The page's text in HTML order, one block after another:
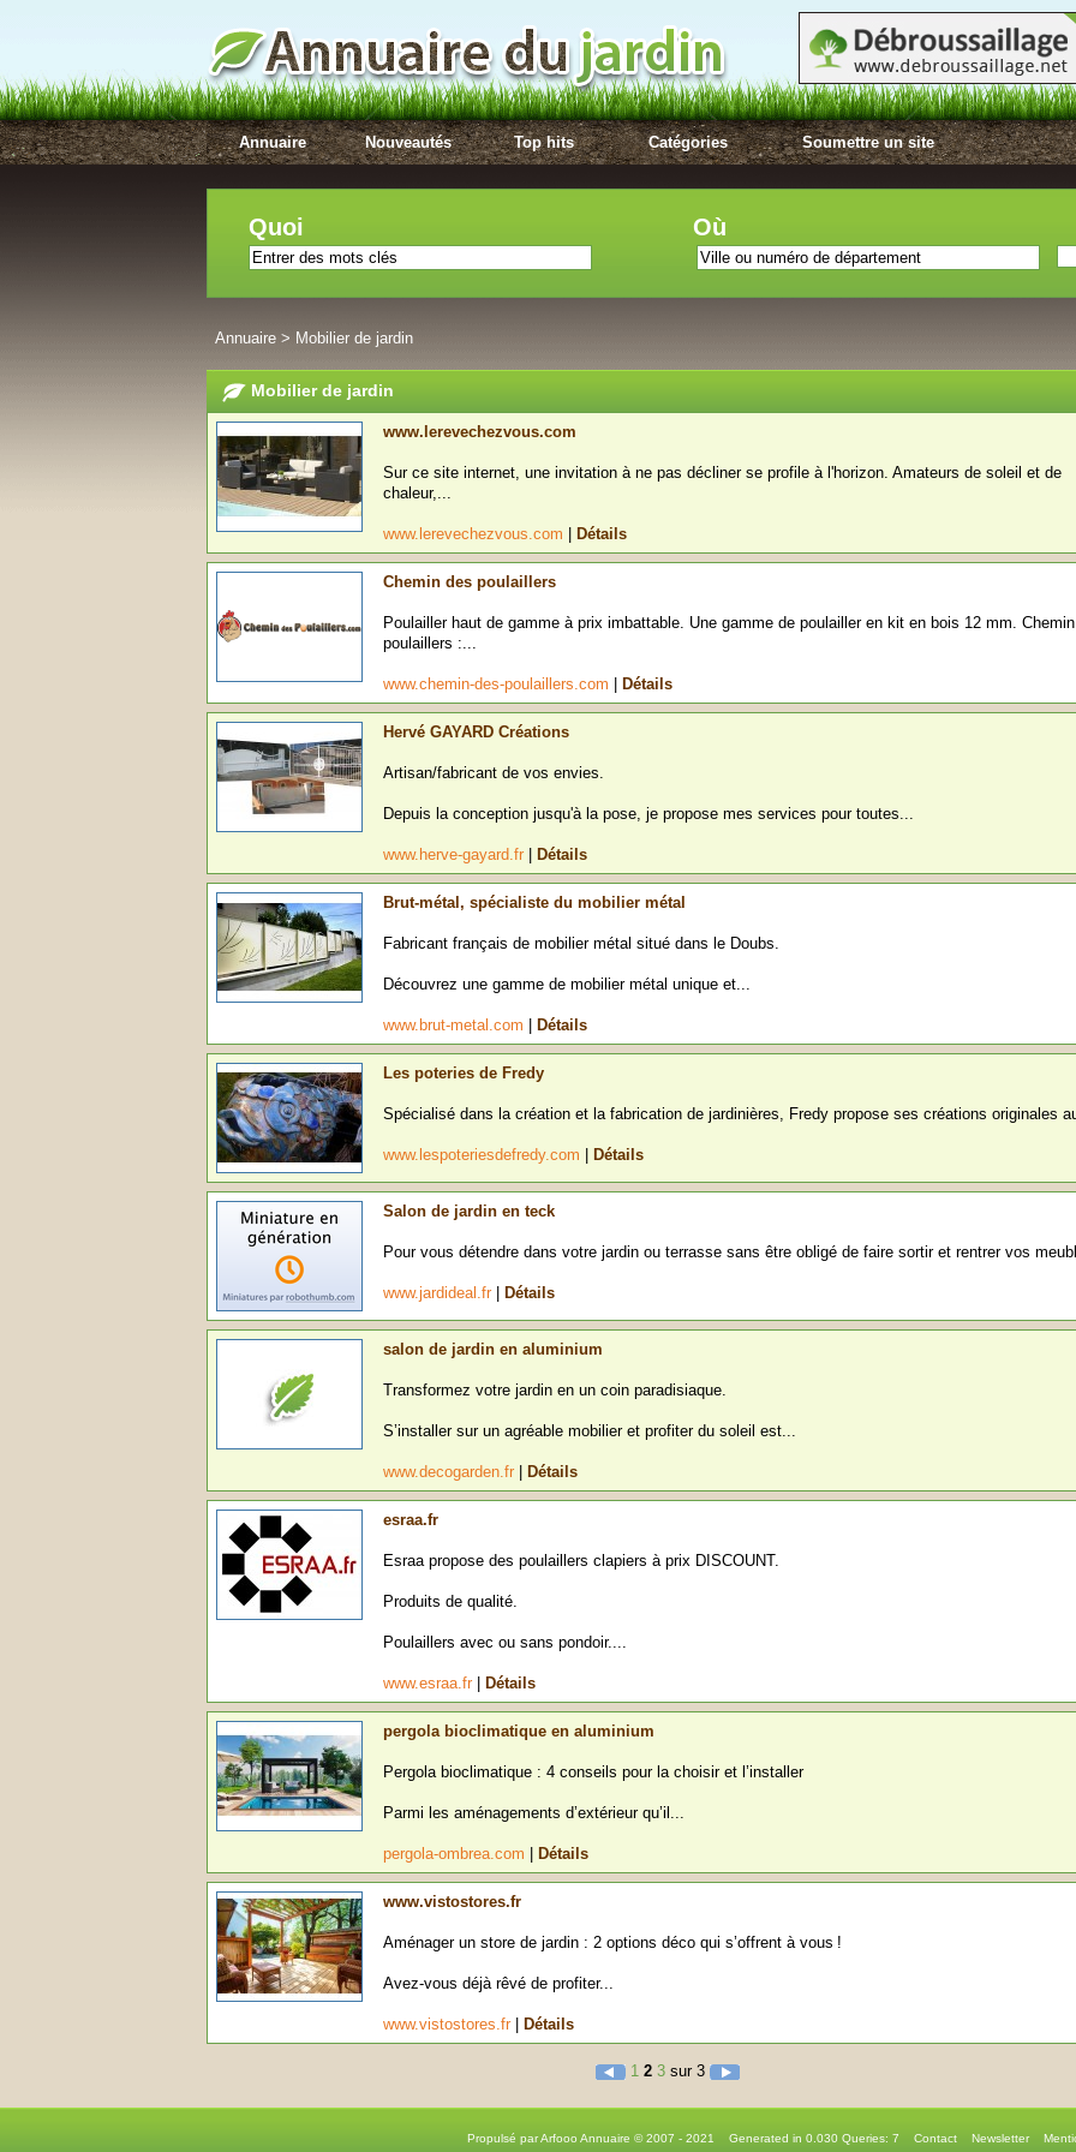
Annuaire Nouveautés Top hits Catégories Soumettre un site
Quoi Où
Annuaire > Mobilier de jardin
Mobilier de jardin
www.lerevechezvous.com
Sur ce site internet, une invitation à ne pas décliner se profile à l'horizon. Amateurs de soleil et de
chaleur,...
www.lerevechezvous.com Détails
Chemin des poulaillers
Poulailler haut de gamme à prix imbattable. Une gamme de poulailler en kit en bois 12 mm.
poulaillers :...
www.chemin-des-poulaillers.com Détails
Hervé GAYARD Créations
Artisan/fabricant de vos envies.
Depuis la conception jusqu'à la pose, je propose mes services pour toutes...
www.herve-gayard.fr Détails
Brut-métal, spécialiste du mobilier métal
Fabricant français de mobilier métal situé dans le Doubs.
Découvrez une gamme de mobilier métal unique et...
www.brut-metal.com Détails
Les poteries de Fredy
Spécialisé dans la création et la fabrication de jardinières, Fredy propose ses créations originales
www.lespoteriesdefredy.com Détails
Salon de jardin en teck
Pour vous détendre dans votre jardin ou terrasse sans être obligé de faire sortir et rentrer vos
www.jardideal.fr Détails
salon de jardin en aluminium
Transformez votre jardin en un coin paradisiaque.
S’installer sur un agréable mobilier et profiter du soleil est...
www.decogarden.fr Détails
esraa.fr
Esraa propose des poulaillers clapiers à prix DISCOUNT.
Produits de qualité.
Poulaillers avec ou sans pondoir....
www.esraa.fr Détails
pergola bioclimatique en aluminium
Pergola bioclimatique : 4 conseils pour la choisir et l’installer
Parmi les aménagements d’extérieur qu’il...
pergola-ombrea.com Détails
www.vistostores.fr
Aménager un store de jardin : 2 options déco qui s’offrent à vous !
Avez-vous déjà rêvé de profiter...
www.vistostores.fr Détails
1 2 3 sur 3
Propulsé par Arfooo Annuaire © 2007 - 2021 Generated in 0.030 Queries: 7 Contact Newsletter